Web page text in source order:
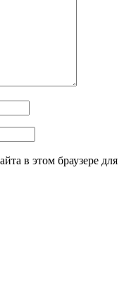
в этом браузере для